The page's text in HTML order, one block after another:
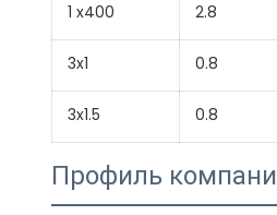
1 x400 2.8
3x1 0.8
3x1.5 0.8
Профиль